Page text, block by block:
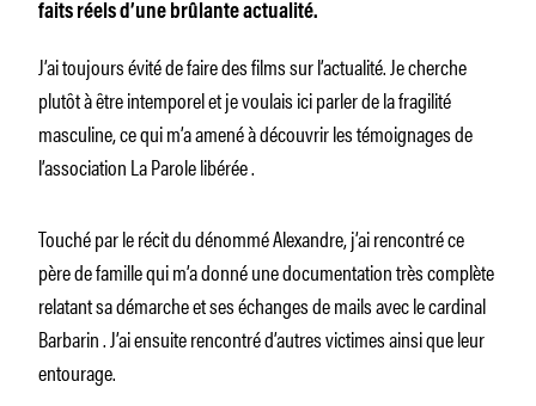
faits réels d’une brûlante actualité.
J’ai toujours évité de faire des films sur l’actualité. Je cherche
plutôt à être intemporel et je voulais ici parler de la fragilité
masculine, ce qui m’a amené à découvrir les témoignages de
l’association La Parole libérée.
Touché par le récit du dénommé Alexandre, j’ai rencontré ce
père de famille qui m’a donné une documentation très complète
relatant sa démarche et ses échanges de mails avec le cardinal
Barbarin. J’ai ensuite rencontré d’autres victimes ainsi que leur
entourage.